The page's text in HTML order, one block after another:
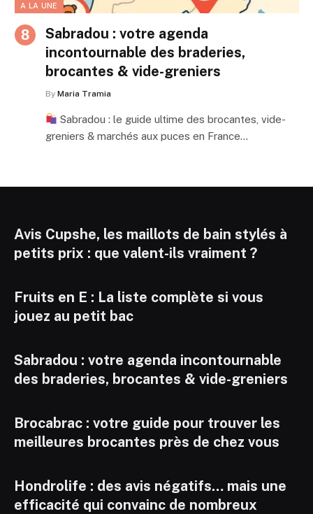
A LA UNE
Sabradou : votre agenda
incontournable des braderies,
brocantes & vide-greniers
By Maria Tramia
Sabradou : le guide ultime des brocantes, vide-
greniers & marchés aux puces en France…
Avis Cupshe, les maillots de bain stylés à
petits prix : que valent-ils vraiment ?
Fruits en E : La liste complète si vous
jouez au petit bac
Sabradou : votre agenda incontournable
des braderies, brocantes & vide-greniers
Brocabrac : votre guide pour trouver les
meilleures brocantes près de chez vous
Hondrolife : des avis négatifs… mais une
efficacité qui convainc de nombreux